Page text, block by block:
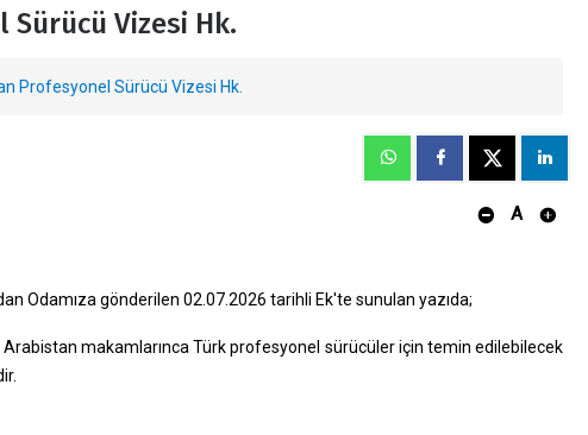
Vizesi Hk.
Profesyonel Sürücü Vizesi Hk.
A
Odamıza gönderilen 02.07.2026 tarihli Ek'te sunulan yazıda;
Arabistan makamlarınca Türk profesyonel sürücüler için temin edilebilecek